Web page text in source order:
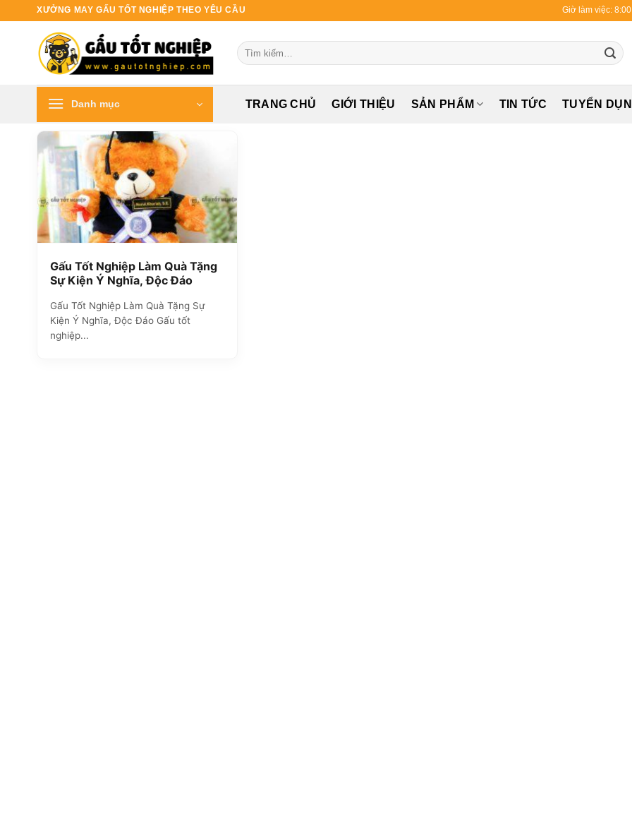
XƯỞNG MAY GẤU TỐT NGHIỆP THEO YÊU CẦU Giờ làm việc:
Tìm
kiếm:
Danh mục TRANG CHỦ GIỚI THIỆU SẢN PHẨM TIN TỨC TUYỂN
Gấu Tốt Nghiệp Làm Quà Tặng
Sự Kiện Ý Nghĩa, Độc Đáo
Gấu Tốt Nghiệp Làm Quà Tặng Sự
Kiện Ý Nghĩa, Độc Đáo Gấu tốt
nghiệp...